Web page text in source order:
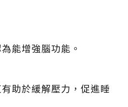
為能增強腦功能。
有助於緩解壓力，促進睡